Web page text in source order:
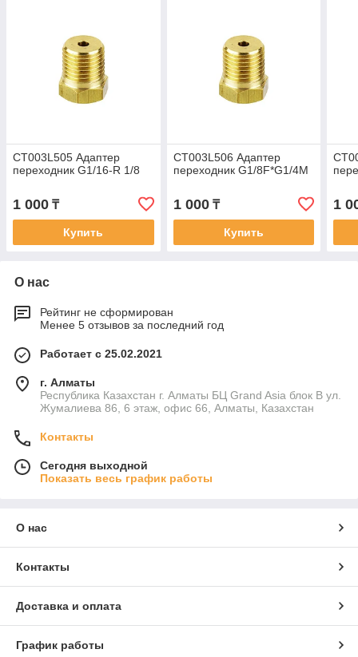
CT003L505 Адаптер
переходник G1/16-R 1/8
1 000 ₸
Купить
CT003L506 Адаптер
переходник G1/8F*G1/4M
1 000₸
Купить
1
О нас
Рейтинг не сформирован
Менее 5 отзывов за последний год
Работает с 25.02.2021
г. Алматы
Республика Казахстан г. Алматы БЦ Grand Asia блок B ул.
Жумалиева 86, 6 этаж, офис 66, Алматы, Казахстан
Контакты
Сегодня выходной
Показать весь график работы
О нас
Контакты
Доставка и оплата
График работы